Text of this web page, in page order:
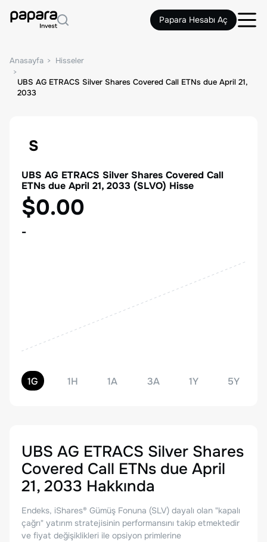
Papara Hesabı Aç
Anasayfa Hisseler
UBS AG ETRACS Silver Shares Covered Call ETNs due April 21,
2033
S
UBS AG ETRACS Silver Shares Covered Call
ETNs due April 21, 2033 (SLVO) Hisse
$0.00
-
1G 1H 1A 3A 1Y 5Y
UBS AG ETRACS Silver Shares
Covered Call ETNs due April
21, 2033 Hakkında
Endeks, iShares® Gümüş Fonuna (SLV) dayalı olan "kapalı
çağrı" yatırım stratejisinin performansını takip etmektedir
ve fiyat değişiklikleri ile opsiyon primlerine